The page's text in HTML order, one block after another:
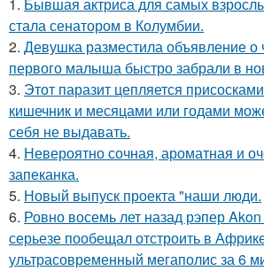
стала сенатором в Колумбии.
2. Девушка разместила объявление о
первого малыша быстро забрали в
3. Этот паразит цепляется
кишечник и месяцами или годами
себя не выдавать.
4. Невероятно сочная, ароматная и
запеканка.
5. Новый выпуск проекта "наши люди.
6. Ровно восемь лет назад рэпер
серьезе пообещал отстроить в
ультрасовременный мегаполис за 6